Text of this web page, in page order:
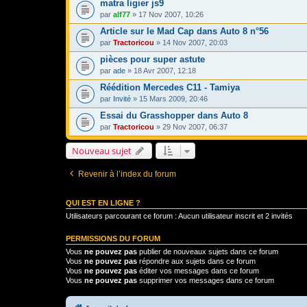
matra ligier js9
par alf77 » 17 Nov 2007, 10:26
Article sur le Mad Cap dans Auto 8 n°56
par Tractoricou » 14 Nov 2007, 20:03
pièces pour super astute
par ade » 18 Avr 2007, 12:18
Réédition Mercedes C11 - Tamiya
par Invité » 15 Mars 2009, 20:46
Essai du Grasshopper dans Auto 8
par Tractoricou » 29 Nov 2007, 06:37
Nouveau sujet
Revenir à l’index du forum
QUI EST EN LIGNE ?
Utilisateurs parcourant ce forum : Aucun utilisateur inscrit et 2 invités
PERMISSIONS DU FORUM
Vous ne pouvez pas publier de nouveaux sujets dans ce forum
Vous ne pouvez pas répondre aux sujets dans ce forum
Vous ne pouvez pas éditer vos messages dans ce forum
Vous ne pouvez pas supprimer vos messages dans ce forum